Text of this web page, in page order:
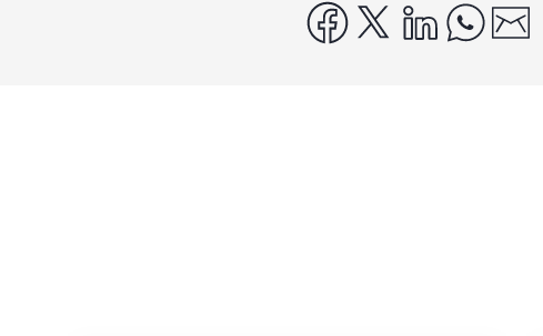
facebook
x linkedin